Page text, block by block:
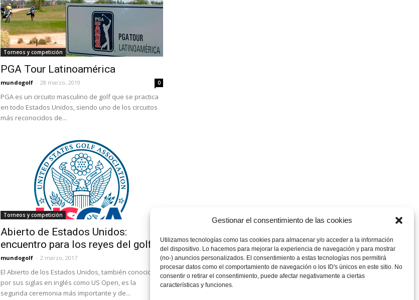
Gestionar el consentimiento de las cookies
Utilizamos tecnologías como las cookies para almacenar y/o acceder a la información
del dispositivo. Lo hacemos para mejorar la experiencia de navegación y para mostrar
(no-) anuncios personalizados. El consentimiento a estas tecnologías nos permitirá
procesar datos como el comportamiento de navegación o los ID's únicos en este sitio. No
consentir o retirar el consentimiento, puede afectar negativamente a ciertas
características y funciones.
Torneos y competición
PGA Tour Latinoamérica
mundogolf - 28 marzo, 2019 0
PGA es un circuito masculino de golf que se practica
en todo Estados Unidos, siendo uno de los circuitos
más reconocidos de...
Torneos y competición
Abierto de Estados Unidos:
encuentro para los reyes del golf
mundogolf - 2 marzo, 2017 0
El Abierto de los Estados Unidos, también conocido
por sus siglas en inglés como US Open, es la
segunda ceremonia más importante y de...